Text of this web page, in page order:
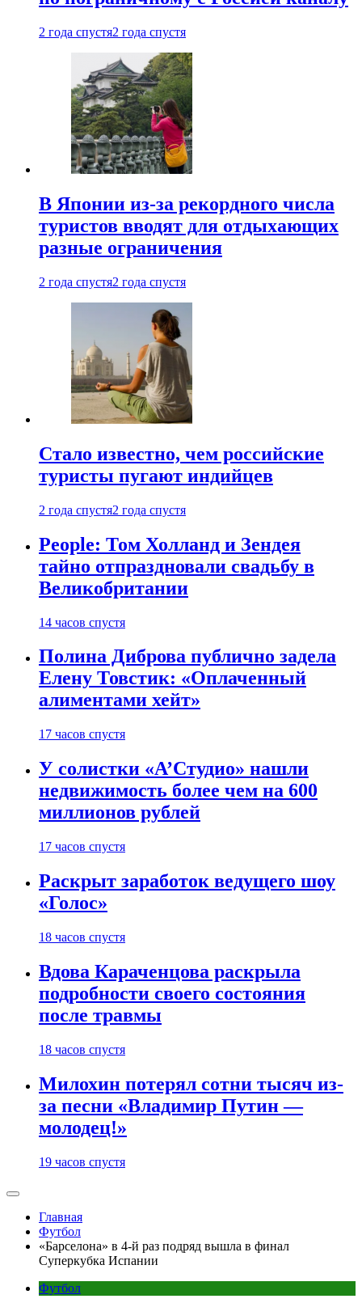
2 года спустя2 года спустя
В Японии из-за рекордного числа
туристов вводят для отдыхающих
разные ограничения
2 года спустя2 года спустя
Стало известно, чем российские
туристы пугают индийцев
2 года спустя2 года спустя
People: Том Холланд и Зендея
тайно отпраздновали свадьбу в
Великобритании
14 часов спустя
Полина Диброва публично задела
Елену Товстик: «Оплаченный
алиментами хейт»
17 часов спустя
У солистки «А’Студио» нашли
недвижимость более чем на 600
миллионов рублей
17 часов спустя
Раскрыт заработок ведущего шоу
«Голос»
18 часов спустя
Вдова Караченцова раскрыла
подробности своего состояния
после травмы
18 часов спустя
Милохин потерял сотни тысяч из-
за песни «Владимир Путин —
молодец!»
19 часов спустя
Главная
Футбол
«Барселона» в 4-й раз подряд вышла в финал
Суперкубка Испании
Футбол